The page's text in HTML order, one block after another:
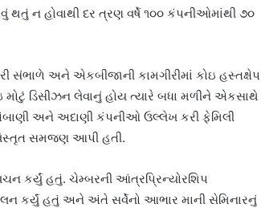
ન હોવાથી દર ત્રણ વર્ષે ૧૦૦ કંપનીઓમાંથી ૭૦
સંભાળે અને એકબીજાની કામગીરીમાં કોઇ હસ્તક્ષેપ
ડિસીઝન લેવાનું હોય ત્યારે બધા મળીને એકસાથે
અને અદાણી કંપનીઓ ઉલ્લેખ કરી ફેમિલી
સમજણ આપી હતી.
કર્યું હતું. ચેમ્બરની આંત્રપ્રિન્યોરશિપ
કર્યું હતું અને અંતે સર્વેનો આભાર માની સેમિનારનું